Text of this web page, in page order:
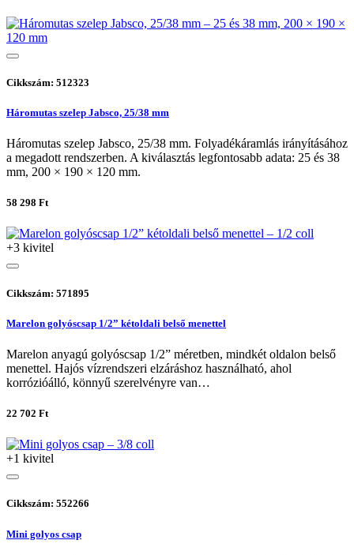
Cikkszám: 512323
Háromutas szelep Jabsco, 25/38 mm
Háromutas szelep Jabsco, 25/38 mm. Folyadékáramlás irányításához
a megadott rendszerben. A kiválasztás legfontosabb adata: 25 és 38
mm, 200 × 190 × 120 mm.
58 298 Ft
+3 kivitel
Cikkszám: 571895
Marelon golyóscsap 1/2” kétoldali belső menettel
Marelon anyagú golyóscsap 1/2” méretben, mindkét oldalon belső
menettel. Hajós vízrendszeri elzáráshoz használható, ahol
korrózióálló, könnyű szerelvényre van…
22 702 Ft
+1 kivitel
Cikkszám: 552266
Mini golyos csap